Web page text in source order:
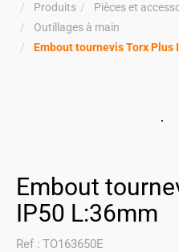
Produits Pièces et
Outillages à main
Embout tournevis Torx Plus
Embout
IP50 L:36mm
Ref : TO163650E